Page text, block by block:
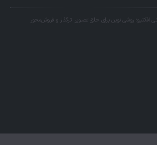
افکتیو؛ روشی نوین برای خلق تصاویر اثرگذار و فروش‌محور